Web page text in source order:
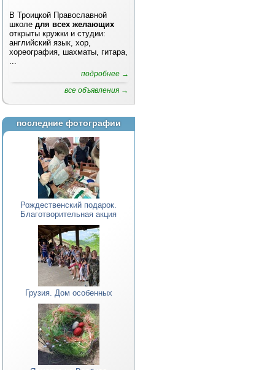
В Троицкой Православной
школе для всех желающих
открыты кружки и студии:
английский язык, хор,
хореография, шахматы, гитара,
...
подробнее →
все объявления →
последние фотографии
Рождественский подарок.
Благотворительная акция
Грузия. Дом особенных